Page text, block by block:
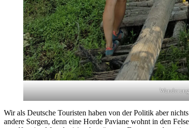
Wanderung
Wir als Deutsche Touristen haben von der Politik aber
andere Sorgen, denn eine Horde Paviane wohnt in den